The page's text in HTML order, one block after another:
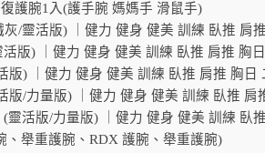
護腕1入(護手腕 媽媽手 滑鼠手)
灰/靈活版) ｜健力 健身 健美 訓練 臥推 肩
活版) ｜健力 健身 健美 訓練 臥推 肩推 胸
版) ｜健力 健身 健美 訓練 臥推 肩推 胸日
版/力量版) ｜健力 健身 健美 訓練 臥推 肩
(靈活版/力量版) ｜健力 健身 健美 訓練 臥
、舉重護腕、RDX 護腕、舉重護腕)